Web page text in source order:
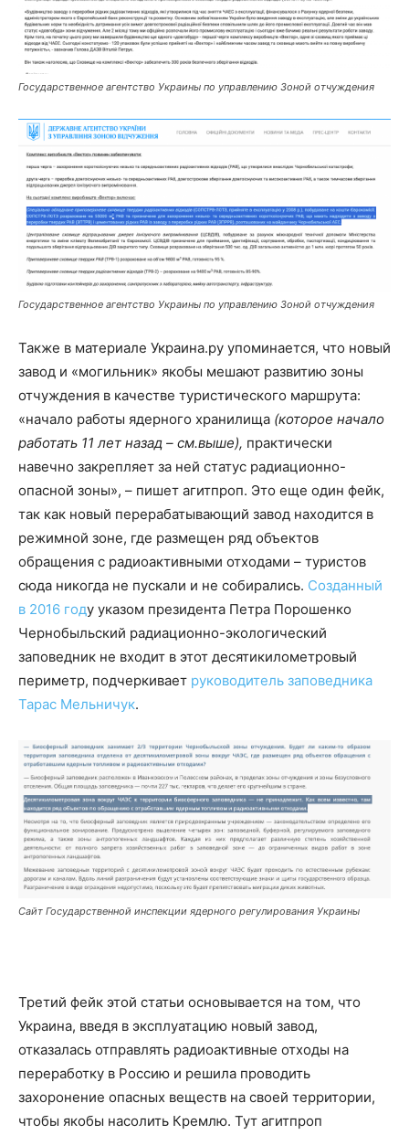
Государственное агентство Украины по управлению Зоной отчуждения
Государственное агентство Украины по управлению Зоной отчуждения
Также в материале Украина.ру упоминается, что новый
завод и «могильник» якобы мешают развитию зоны
отчуждения в качестве туристического маршрута:
«начало работы ядерного хранилища (которое начало
работать 11 лет назад – см.выше), практически
навечно закрепляет за ней статус радиационно-
опасной зоны», – пишет агитпроп. Это еще один фейк,
так как новый перерабатывающий завод находится в
режимной зоне, где размещен ряд объектов
обращения с радиоактивными отходами – туристов
сюда никогда не пускали и не собирались. Созданный
в 2016 году указом президента Петра Порошенко
Чернобыльский радиационно-экологический
заповедник не входит в этот десятикилометровый
периметр, подчеркивает руководитель заповедника
Тарас Мельничук.
Сайт Государственной инспекции ядерного регулирования Украины
Третий фейк этой статьи основывается на том, что
Украина, введя в эксплуатацию новый завод,
отказалась отправлять радиоактивные отходы на
переработку в Россию и решила проводить
захоронение опасных веществ на своей территории,
чтобы якобы насолить Кремлю. Тут агитпроп